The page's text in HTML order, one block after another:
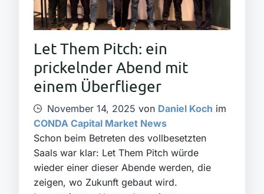
Let Them Pitch: ein
prickelnder Abend mit
einem Überflieger
November 14, 2025 von Daniel Koch im
CONDA Capital Market News
Schon beim Betreten des vollbesetzten
Saals war klar: Let Them Pitch würde
wieder einer dieser Abende werden, die
zeigen, wo Zukunft gebaut wird.